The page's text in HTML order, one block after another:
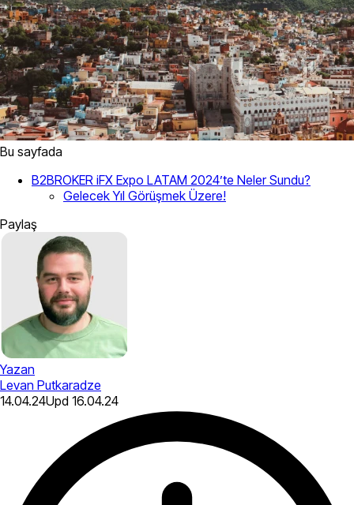
Bu sayfada
B2BROKER iFX Expo LATAM 2024’te Neler Sundu?
Gelecek Yıl Görüşmek Üzere!
Paylaş
Yazan
Levan Putkaradze
14.04.24Upd 16.04.24